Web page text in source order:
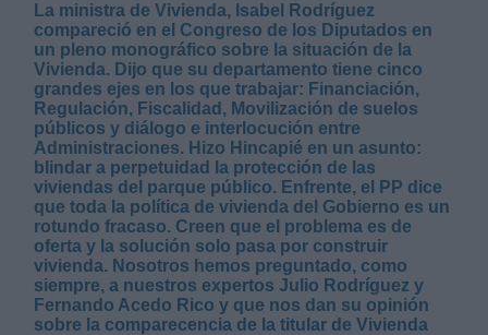
La ministra de Vivienda, Isabel Rodríguez
compareció en el Congreso de los Diputados en
un pleno monográfico sobre la situación de la
Vivienda. Dijo que su departamento tiene cinco
grandes ejes en los que trabajar: Financiación,
Regulación, Fiscalidad, Movilización de suelos
públicos y diálogo e interlocución entre
Administraciones. Hizo Hincapié en un asunto:
blindar a perpetuidad la protección de las
viviendas del parque público. Enfrente, el PP dice
que toda la política de vivienda del Gobierno es un
rotundo fracaso. Creen que el problema es de
oferta y la solución solo pasa por construir
vivienda. Nosotros hemos preguntado, como
siempre, a nuestros expertos Julio Rodríguez y
Fernando Acedo Rico y que nos dan su opinión
sobre la comparecencia de la titular de Vivienda
Destinatarios:
Derechos:
link
Información adicional
link